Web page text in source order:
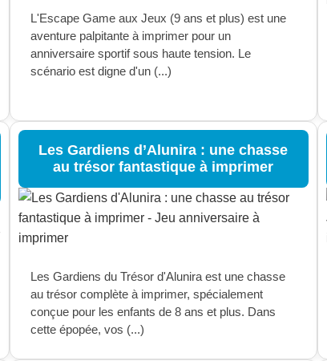
L'Escape Game aux Jeux (9 ans et plus) est une
aventure palpitante à imprimer pour un
anniversaire sportif sous haute tension. Le
scénario est digne d'un (...)
Les Gardiens d’Alunira : une chasse
au trésor fantastique à imprimer
Les Gardiens du Trésor d'Alunira est une chasse
au trésor complète à imprimer, spécialement
conçue pour les enfants de 8 ans et plus. Dans
cette épopée, vos (...)